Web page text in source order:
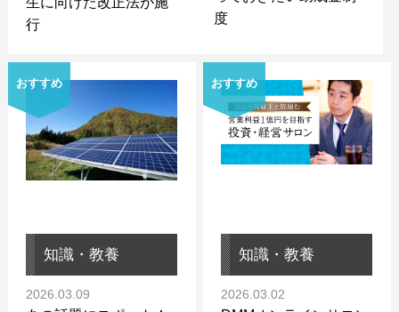
行
度
おすすめ
知識・教養
2026.03.09
おすすめ
知識・教養
2026.03.02